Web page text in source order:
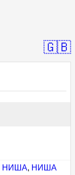
🇬🇧
НИША, НИША